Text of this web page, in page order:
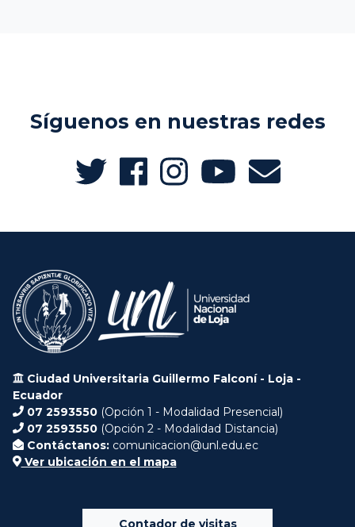
Síguenos en nuestras redes
Ciudad Universitaria Guillermo Falconí - Loja -
Ecuador
07 2593550 (Opción 1 - Modalidad Presencial)
07 2593550 (Opción 2 - Modalidad Distancia)
Contáctanos: comunicacion@unl.edu.ec
Ver ubicación en el mapa
Contador de visitas